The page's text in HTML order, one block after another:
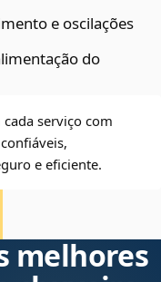
e oscilações
do
serviço com
e eficiente.
melhores